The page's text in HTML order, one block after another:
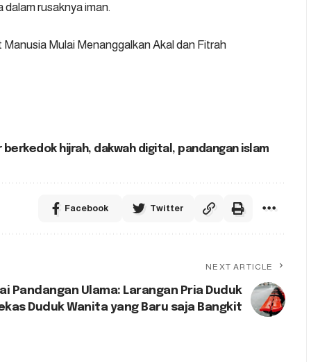
dalam rusaknya iman.
Mulai Menanggalkan Akal dan Fitrah
hijrah, dakwah digital , pandangan islam
Facebook Twitter
NEXT ARTICLE
Pandangan Ulama: Larangan Pria Duduk
Duduk Wanita yang Baru saja Bangkit